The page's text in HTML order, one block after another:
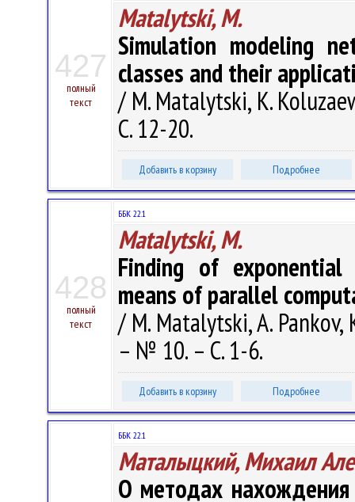
427
полный
текст
Matalytski, M.
Simulation modeling
classes and their
/ M. Matalytski, K.
С. 12-20.
Добавить в корзину Подробнее
428
полный
текст
ББК 22.1
Matalytski, M.
Finding of exponential
means of parallel
/ M. Matalytski, A.
– № 10. – С. 1-6.
Добавить в корзину Подробнее
ББК 22.1
Маталыцкий, Михаил
О методах